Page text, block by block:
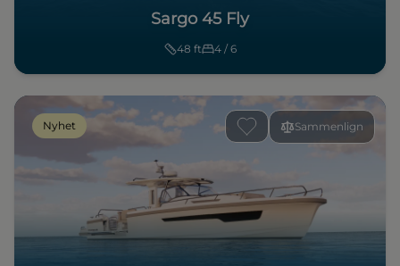
Sargo 45 Fly
48 ft 4 / 6
Sammenlign
Nyhet